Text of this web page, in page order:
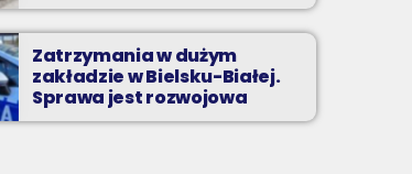
Zatrzymania w dużym
zakładzie w Bielsku-Białej.
Sprawa jest rozwojowa